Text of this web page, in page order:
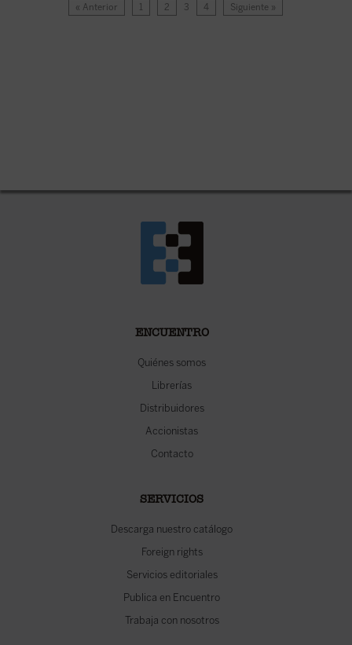
« Anterior 1 2 3 4 Siguiente »
ENCUENTRO
Quiénes somos
Librerías
Distribuidores
Accionistas
Contacto
SERVICIOS
Descarga nuestro catálogo
Foreign rights
Servicios editoriales
Publica en Encuentro
Trabaja con nosotros